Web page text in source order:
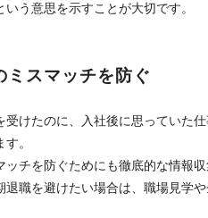
う意思を示すことが大切です。
ミスマッチを防ぐ
受けたのに、入社後に思っていた
。
ッチを防ぐためにも徹底的な情報収
退職を避けたい場合は、職場見学